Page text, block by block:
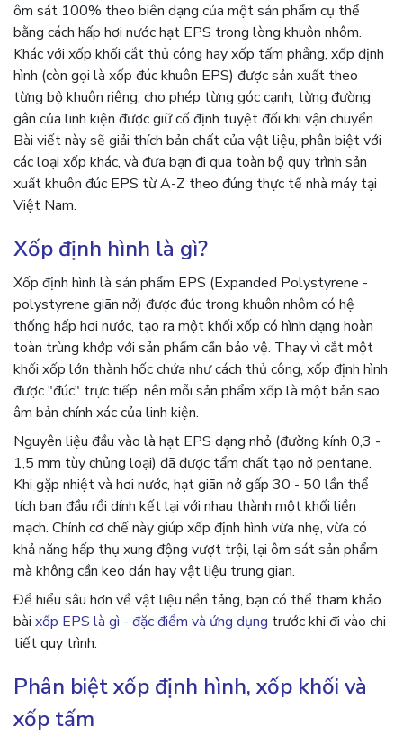
ôm sát 100% theo biên dạng của một sản phẩm cụ thể
bằng cách hấp hơi nước hạt EPS trong lòng khuôn nhôm.
Khác với xốp khối cắt thủ công hay xốp tấm phẳng, xốp định
hình (còn gọi là xốp đúc khuôn EPS) được sản xuất theo
từng bộ khuôn riêng, cho phép từng góc cạnh, từng đường
gân của linh kiện được giữ cố định tuyệt đối khi vận chuyển.
Bài viết này sẽ giải thích bản chất của vật liệu, phân biệt với
các loại xốp khác, và đưa bạn đi qua toàn bộ quy trình sản
xuất khuôn đúc EPS từ A-Z theo đúng thực tế nhà máy tại
Việt Nam.
Xốp định hình là gì?
Xốp định hình là sản phẩm EPS (Expanded Polystyrene -
polystyrene giãn nở) được đúc trong khuôn nhôm có hệ
thống hấp hơi nước, tạo ra một khối xốp có hình dạng hoàn
toàn trùng khớp với sản phẩm cần bảo vệ. Thay vì cắt một
khối xốp lớn thành hốc chứa như cách thủ công, xốp định hình
được "đúc" trực tiếp, nên mỗi sản phẩm xốp là một bản sao
âm bản chính xác của linh kiện.
Nguyên liệu đầu vào là hạt EPS dạng nhỏ (đường kính 0,3 -
1,5 mm tùy chủng loại) đã được tẩm chất tạo nở pentane.
Khi gặp nhiệt và hơi nước, hạt giãn nở gấp 30 - 50 lần thể
tích ban đầu rồi dính kết lại với nhau thành một khối liền
mạch. Chính cơ chế này giúp xốp định hình vừa nhẹ, vừa có
khả năng hấp thụ xung động vượt trội, lại ôm sát sản phẩm
mà không cần keo dán hay vật liệu trung gian.
Để hiểu sâu hơn về vật liệu nền tảng, bạn có thể tham khảo
bài xốp EPS là gì - đặc điểm và ứng dụng trước khi đi vào chi
tiết quy trình.
Phân biệt xốp định hình, xốp khối và
xốp tấm